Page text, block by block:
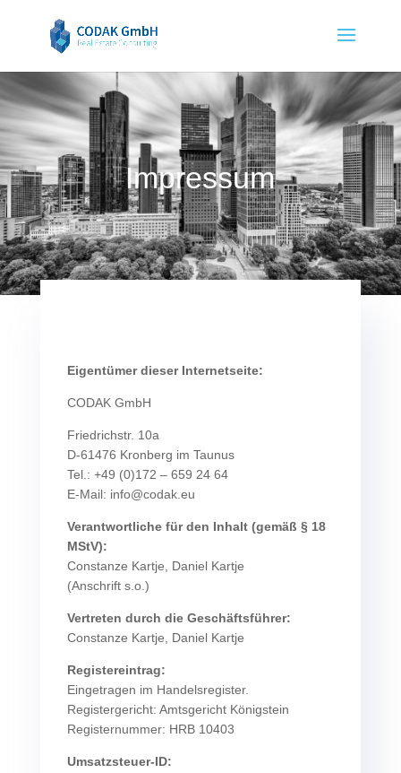
Impressum
Eigentümer dieser Internetseite:
CODAK GmbH
Friedrichstr. 10a
D-61476 Kronberg im Taunus
Tel.: +49 (0)172 – 659 24 64
E-Mail: info@codak.eu
Verantwortliche für den Inhalt (gemäß § 18
MStV):
Constanze Kartje, Daniel Kartje
(Anschrift s.o.)
Vertreten durch die Geschäftsführer:
Constanze Kartje, Daniel Kartje
Registereintrag:
Eingetragen im Handelsregister.
Registergericht: Amtsgericht Königstein
Registernummer: HRB 10403
Umsatzsteuer-ID: